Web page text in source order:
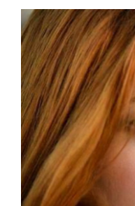
View
Larger
Image